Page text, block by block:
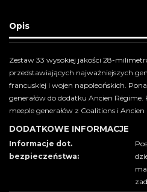
Opis
Zestaw 33 wysokiej jakości 28-
przedstawiających najważniejszych
francuskiej i wojen napoleońskich.
generałów do dodatku Ancien
meeple generałów z Coalitions i Ancien
DODATKOWE INFORMACJE
Informacje dot.
bezpieczeństwa: